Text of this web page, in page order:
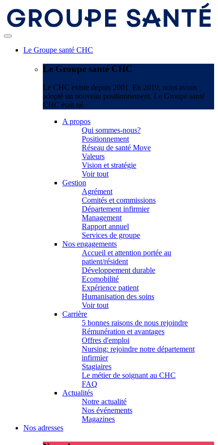
Le Groupe santé CHC
Le Groupe santé CHC
Le CHC existe depuis 2001. En 2019, nous avons
adopté un nouveau positionnement. Le Groupe santé
CHC était né.
A propos
Qui sommes-nous?
Positionnement
Réseau de santé Move
Valeurs
Vision et stratégie
Voir tout
Gestion
Agrément
Comités et commissions
Département infirmier
Management
Rapport annuel
Services de groupe
Nos engagements
Accueil et attention portée au
patient/résident
Développement durable
Ecomobilité
Expérience patient
Humanisation des soins
Voir tout
Carrière
5 bonnes raisons de nous rejoindre
Rémunération et avantages
Offres d'emploi
Nursing: rejoindre notre département
infirmier
Stagiaires
Le métier de soignant au CHC
FAQ
Actualités
Notre actualité
Nos événements
Magazines
Nos adresses